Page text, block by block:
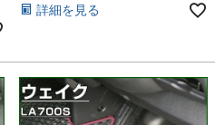
詳細を見る